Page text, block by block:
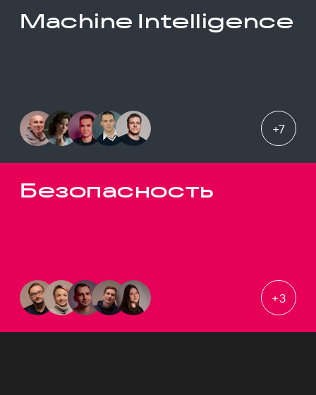
Machine Intelligence
+7
Безопасность
+3